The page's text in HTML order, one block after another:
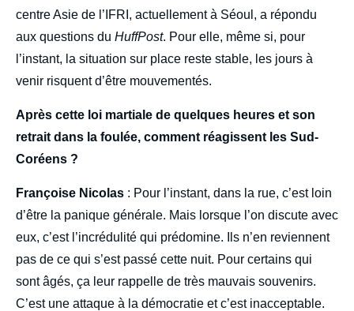
centre Asie de l’IFRI, actuellement à Séoul, a répondu
aux questions du HuffPost. Pour elle, même si, pour
l’instant, la situation sur place reste stable, les jours à
venir risquent d’être mouvementés.
Après cette loi martiale de quelques heures et son
retrait dans la foulée, comment réagissent les Sud-
Coréens ?
Françoise Nicolas : Pour l’instant, dans la rue, c’est loin
d’être la panique générale. Mais lorsque l’on discute avec
eux, c’est l’incrédulité qui prédomine. Ils n’en reviennent
pas de ce qui s’est passé cette nuit. Pour certains qui
sont âgés, ça leur rappelle de très mauvais souvenirs.
C’est une attaque à la démocratie et c’est inacceptable.